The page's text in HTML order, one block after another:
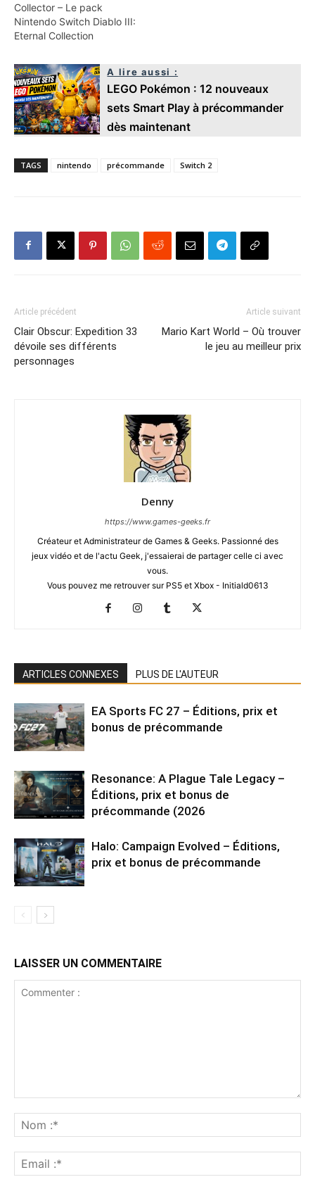
Collector – Le pack
Nintendo Switch Diablo III:
Eternal Collection
A lire aussi :
LEGO Pokémon : 12 nouveaux
sets Smart Play à précommander
dès maintenant
TAGS nintendo précommande Switch 2
Article précédent
Clair Obscur: Expedition 33
dévoile ses différents
personnages
Article suivant
Mario Kart World – Où trouver
le jeu au meilleur prix
Denny
https://www.games-geeks.fr
Créateur et Administrateur de Games & Geeks. Passionné des
jeux vidéo et de l'actu Geek, j'essaierai de partager celle ci avec
vous.
Vous pouvez me retrouver sur PS5 et Xbox - Initiald0613
ARTICLES CONNEXES PLUS DE L'AUTEUR
EA Sports FC 27 – Éditions, prix et
bonus de précommande
Resonance: A Plague Tale Legacy –
Éditions, prix et bonus de
précommande (2026
Halo: Campaign Evolved – Éditions,
prix et bonus de précommande
LAISSER UN COMMENTAIRE